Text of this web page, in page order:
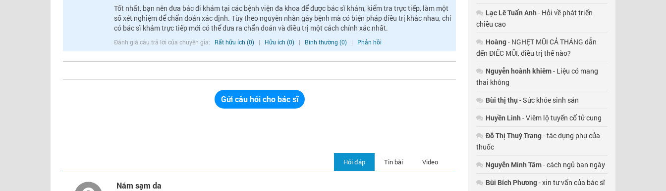
Tốt nhất, bạn nên đưa bác đi khám tại các bệnh viện đa khoa để được bác sĩ khám, kiểm tra trực tiếp, làm một
số xét nghiệm để chẩn đoán xác định. Tùy theo nguyên nhân gây bệnh mà có biện pháp điều trị khác nhau, chỉ
có bác sĩ khám trực tiếp mới có thể đưa ra chẩn đoán và điều trị một cách chính xác nhất.
Đánh giá câu trả lời của chuyên gia: Rất hữu ích (0) | Hữu ích (0) | Bình thường (0) | Phản hồi
Gửi câu hỏi cho bác sĩ
Video
Tin bài
Hỏi đáp
Nám sạm da
Lạc Lê Tuấn Anh- Hỏi về phát triển
chiều cao
Hoàng- NGHẸT MŨI CẢ THÁNG dẫn
đến ĐIẾC MŨI, điều trị thế nào?
Nguyễn hoành khiêm- Liệu có mang
thai không
Bùi thị thụ- Sức khỏe sinh sản
Huyền Linh- Viêm lộ tuyến cổ tử cung
Đỗ Thị Thuỳ Trang- tác dụng phụ của
thuốc
Nguyễn Minh Tâm- cách ngủ ban ngày
Bùi Bích Phương- xin tư vấn của bác sĩ